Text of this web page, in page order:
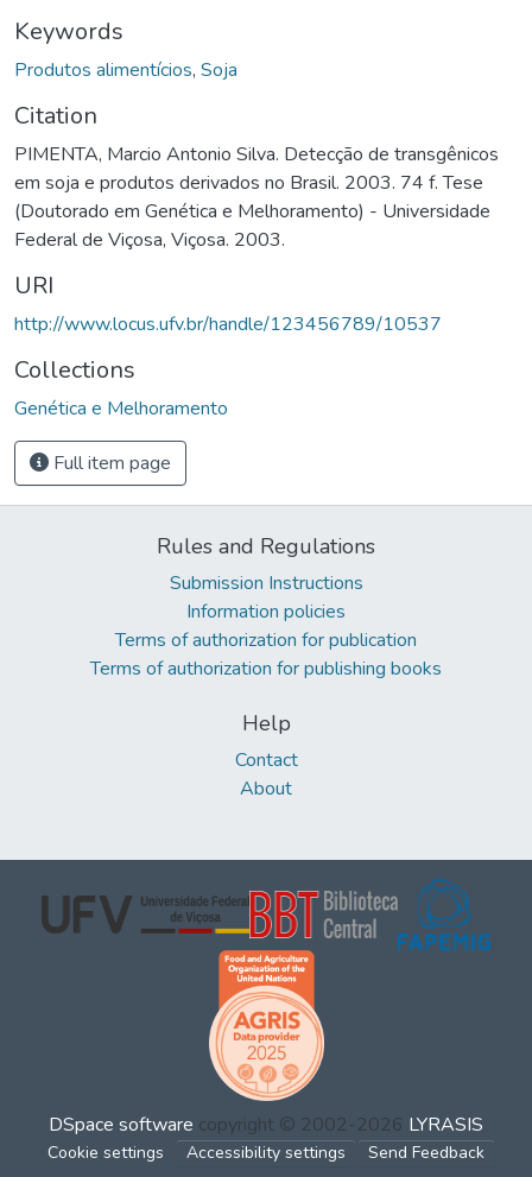
Keywords
Produtos alimentícios, Soja
Citation
PIMENTA, Marcio Antonio Silva. Detecção de transgênicos
em soja e produtos derivados no Brasil. 2003. 74 f. Tese
(Doutorado em Genética e Melhoramento) - Universidade
Federal de Viçosa, Viçosa. 2003.
URI
http://www.locus.ufv.br/handle/123456789/10537
Collections
Genética e Melhoramento
Full item page
Rules and Regulations
Submission Instructions
Information policies
Terms of authorization for publication
Terms of authorization for publishing books
Help
Contact
About
DSpace software copyright © 2002-2026 LYRASIS
Cookie settings Accessibility settings Send Feedback